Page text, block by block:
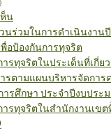
น
นร่วมในการดำเนินงาน
พื่อป้องกันการทุจริต
ารทุจริตในประเด็นที่เกี่
รตามแผนบริหารจัดการ
รศึกษา ประจำปีงบประ
ารทุจริตในสำนักงานเข